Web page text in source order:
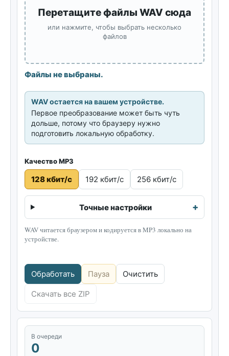
Перетащите файлы WAV сюда
или нажмите, чтобы выбрать несколько
файлов
Файлы не выбраны.
WAV остается на вашем устройстве.
Первое преобразование может быть чуть
дольше, потому что браузеру нужно
подготовить локальную обработку.
Качество MP3
128 кбит/с 192 кбит/с 256 кбит/с
Точные настройки
WAV читается браузером и кодируется в MP3 локально на
устройстве.
Обработать Пауза Очистить
Скачать все ZIP
В очереди
0